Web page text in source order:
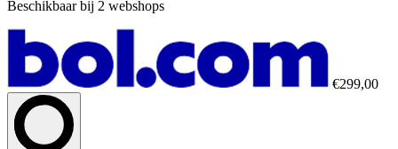
Beschikbaar bij 2 webshops
€299,00